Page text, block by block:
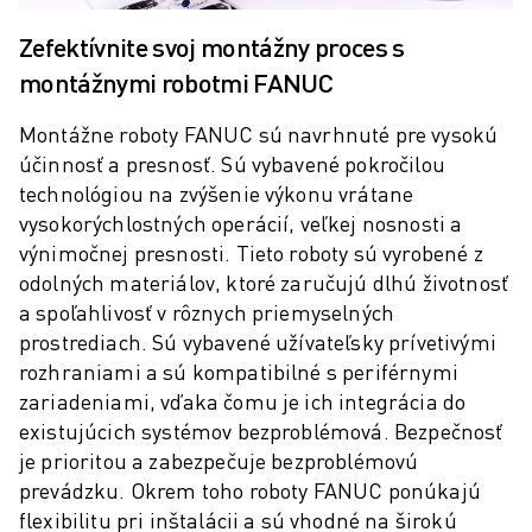
STROJE NA ELEKTROEROZÍVNE OBRÁBANIE DRÔTOM
ROBOCUT ELEKTROEROZÍVNE OBRÁBANIE DRÔTOM
ROBOCUT TECHNICKÉ VYBAVENIE
ROBOCUT SOFTVÉR
PREVENTÍVNA ÚDRŽBA ROBOCUT
UDRŽATEĽNOSŤ ROBOCUT
RIEŠENIA IIOT
INTELIGENTNÉ TOVÁRENSKÉ RIEŠENIA
INTELIGENTNÉ TOVÁRENSKÉ RIEŠENIA NA ZVÝŠENIE
REGISTRÁCIA PRODUKTU » FANUC PORTAL
PRÍPADOVÉ ŠTÚDIE
RIEŠENIA
ODVETVIA
VŠETKY ODVETVIA
LETECKÝ PRIEMYSEL
AUTOMOBILOVÝ PRIEMYSEL
Zefektívnite svoj montážny proces s
montážnymi robotmi FANUC
Montážne roboty FANUC sú navrhnuté pre vysokú
účinnosť a presnosť. Sú vybavené pokročilou
technológiou na zvýšenie výkonu vrátane
vysokorýchlostných operácií, veľkej nosnosti a
výnimočnej presnosti. Tieto roboty sú vyrobené z
odolných materiálov, ktoré zaručujú dlhú životnosť
a spoľahlivosť v rôznych priemyselných
prostrediach. Sú vybavené užívateľsky prívetivými
rozhraniami a sú kompatibilné s periférnymi
zariadeniami, vďaka čomu je ich integrácia do
existujúcich systémov bezproblémová. Bezpečnosť
je prioritou a zabezpečuje bezproblémovú
prevádzku. Okrem toho roboty FANUC ponúkajú
flexibilitu pri inštalácii a sú vhodné na širokú